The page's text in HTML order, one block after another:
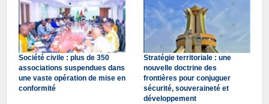
Société civile : plus de 350
associations suspendues dans
une vaste opération de mise en
conformité
Stratégie territoriale : une
nouvelle doctrine des
frontières pour conjuguer
sécurité, souveraineté et
développement